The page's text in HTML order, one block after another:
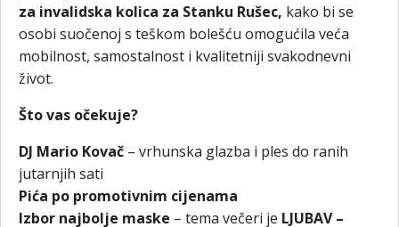
za invalidska kolica za Stanku Rušec, kako bi se
osobi suočenoj s teškom bolešću omogućila veća
mobilnost, samostalnost i kvalitetniji svakodnevni
život.
Što vas očekuje?
DJ Mario Kovač – vrhunska glazba i ples do ranih
jutarnjih sati
Pića po promotivnim cijenama
Izbor najbolje maske – tema večeri je LJUBAV –